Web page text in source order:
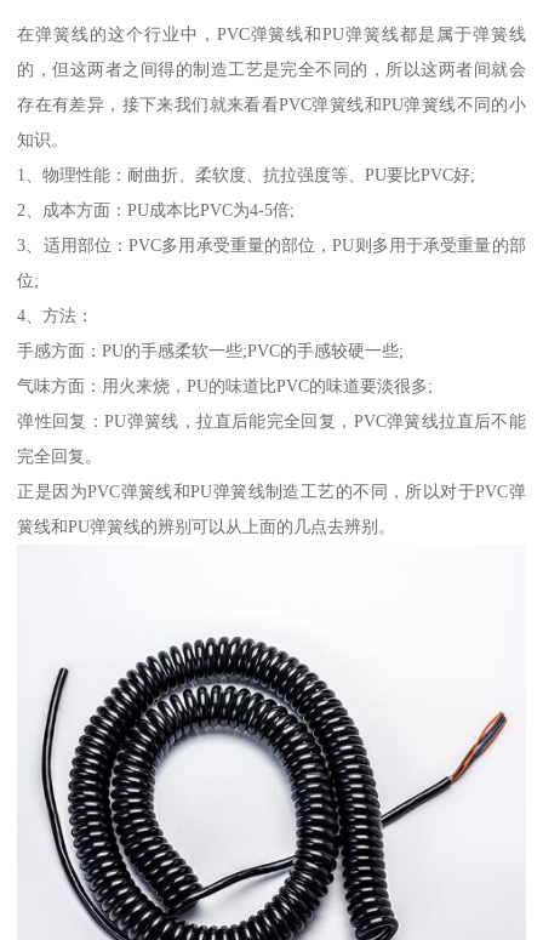
在弹簧线的这个行业中，PVC弹簧线和PU弹簧线都是属于弹簧线
的，但这两者之间得的制造工艺是完全不同的，所以这两者间就会
存在有差异，接下来我们就来看看PVC弹簧线和PU弹簧线不同的小
知识。
1、物理性能：耐曲折、柔软度、抗拉强度等、PU要比PVC好;
2、成本方面：PU成本比PVC为4-5倍;
3、适用部位：PVC多用承受重量的部位，PU则多用于承受重量的部
位;
4、方法：
手感方面：PU的手感柔软一些;PVC的手感较硬一些;
气味方面：用火来烧，PU的味道比PVC的味道要淡很多;
弹性回复：PU弹簧线，拉直后能完全回复，PVC弹簧线拉直后不能
完全回复。
正是因为PVC弹簧线和PU弹簧线制造工艺的不同，所以对于PVC弹
簧线和PU弹簧线的辨别可以从上面的几点去辨别。